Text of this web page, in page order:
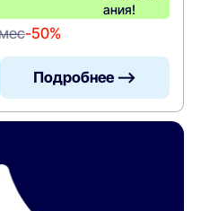
ания!
-50%
Подробнее —>